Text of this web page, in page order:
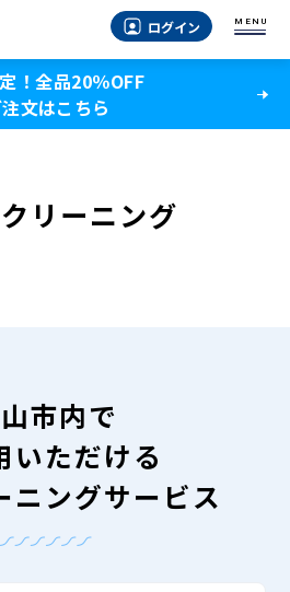
ログイン MENU
！全品20％OFF
文はこちら
リーニング
市内で
いただける
ニングサービス